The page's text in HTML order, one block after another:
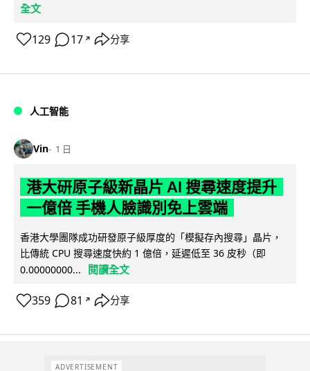
全文
129 17 ↗ 分享
人工智能
Vin 1 日
港大研原子級新晶片 AI 搜尋速度提升
一億倍 手機人臉識別免上雲端
香港大學團隊成功研發原子級厚度的「模擬存內搜尋」晶片，
比傳統 CPU 搜尋速度快約 1 億倍，延遲低至 36 皮秒（即
0.00000000...
閱讀全文
359 81 ↗ 分享
ADVERTISEMENT